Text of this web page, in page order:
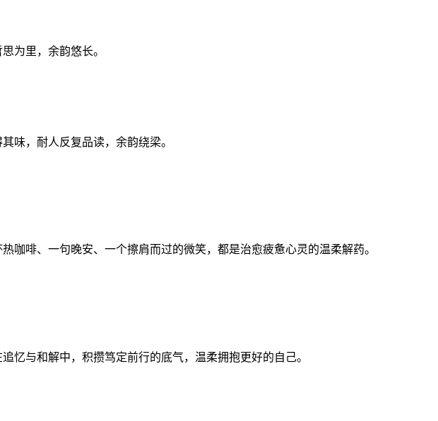
为里，余韵悠长。
味，耐人反复品读，余韵绕梁。
啡、一句晚安、一个擦肩而过的微笑，都是治愈疲惫心灵的温柔解药。
与和解中，积攒笃定前行的底气，温柔拥抱更好的自己。